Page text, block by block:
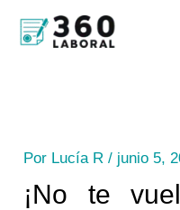
Por Lucía R/ junio 5,
¡No te
B
u
r